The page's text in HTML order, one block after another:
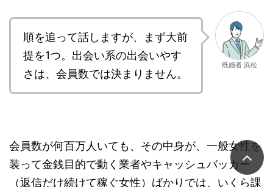
順を追って話しますが、まず大前
提を1つ。出会い系の出会いやす
さは、会員数では決まりません。
既婚者 浜松
会員数が何百万人いても、その中身が、一般女性を
装って金銭目的で動く業者やキャッシュバッカー
（返信だけ続けて稼ぐ女性）ばかりでは、いくら課